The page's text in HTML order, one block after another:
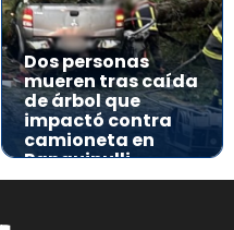
Dos personas
mueren tras caída
de árbol que
impactó contra
camioneta en
Panguipulli